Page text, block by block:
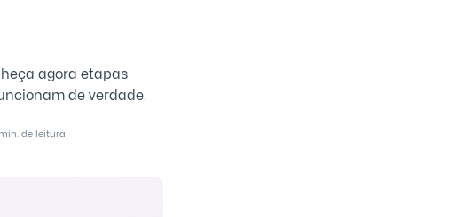
agora etapas
de verdade.
de leitura